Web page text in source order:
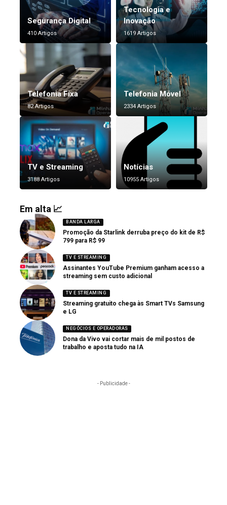
Segurança Digital
410 Artigos
Tecnologia e
Inovação
1619 Artigos
Telefonia Fixa
82 Artigos
Telefonia Móvel
2334 Artigos
TV e Streaming
3188 Artigos
Notícias
10955 Artigos
Em alta 📈
BANDA LARGA
Promoção da Starlink derruba preço do kit de R$
799 para R$ 99
TV E STREAMING
Assinantes YouTube Premium ganham acesso a
streaming sem custo adicional
TV E STREAMING
Streaming gratuito chega às Smart TVs Samsung
e LG
NEGÓCIOS E OPERADORAS
Dona da Vivo vai cortar mais de mil postos de
trabalho e aposta tudo na IA
- Publicidade -